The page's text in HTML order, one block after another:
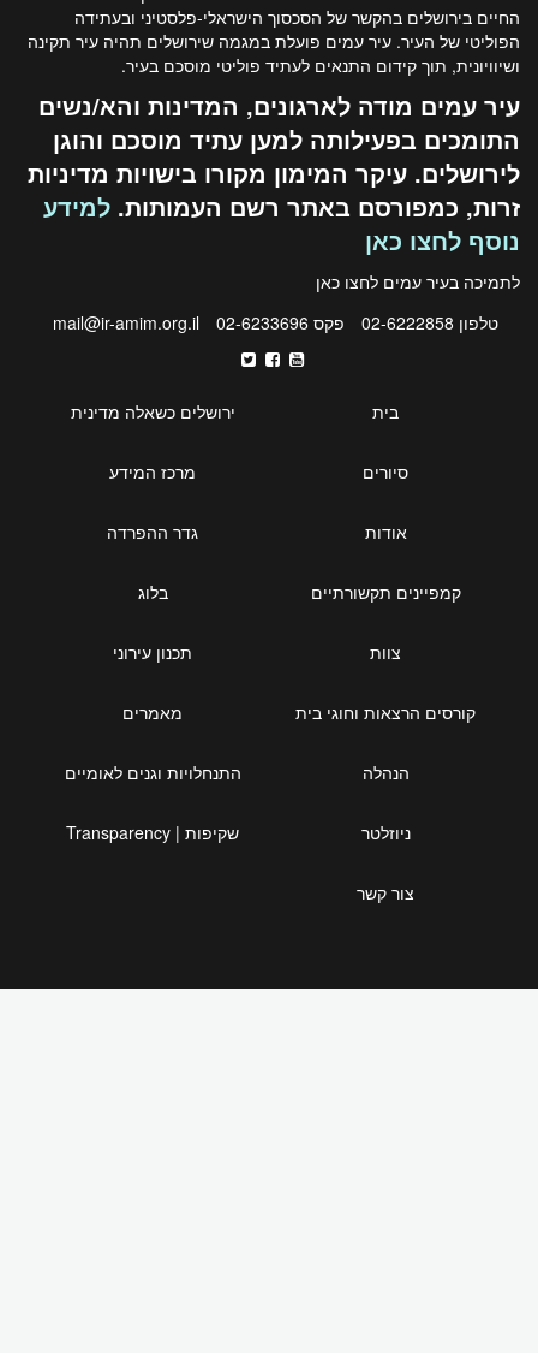
החיים בירושלים בהקשר של הסכסוך הישראלי-פלסטיני ובעתידה
הפוליטי של העיר. עיר עמים פועלת במגמה שירושלים תהיה עיר תקינה
ושיוויונית, תוך קידום התנאים לעתיד פוליטי מוסכם בעיר.
עיר עמים מודה לארגונים, המדינות והא/נשים
התומכים בפעילותה למען עתיד מוסכם והוגן
לירושלים. עיקר המימון מקורו בישויות מדיניות
זרות, כמפורסם באתר רשם העמותות. למידע
נוסף לחצו כאן
לתמיכה בעיר עמים לחצו כאן
טלפון 02-6222858
פקס 02-6233696 mail@ir-amim.org.il
בית ירושלים כשאלה מדינית
סיורים מרכז המידע
אודות גדר ההפרדה
קמפיינים תקשורתיים בלוג
צוות תכנון עירוני
קורסים הרצאות וחוגי בית מאמרים
הנהלה התנחלויות וגנים לאומיים
ניוזלטר שקיפות | Transparency
צור קשר